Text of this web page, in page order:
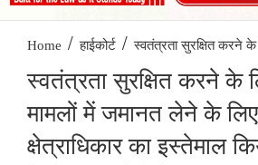
Home / हाईकोर्ट / स्वतंत्रता सुरक्षित करने
स्वतंत्रता सुरक्षित करने के
मामलों में जमानत लेने के
क्षेत्राधिकार का इस्तेमाल